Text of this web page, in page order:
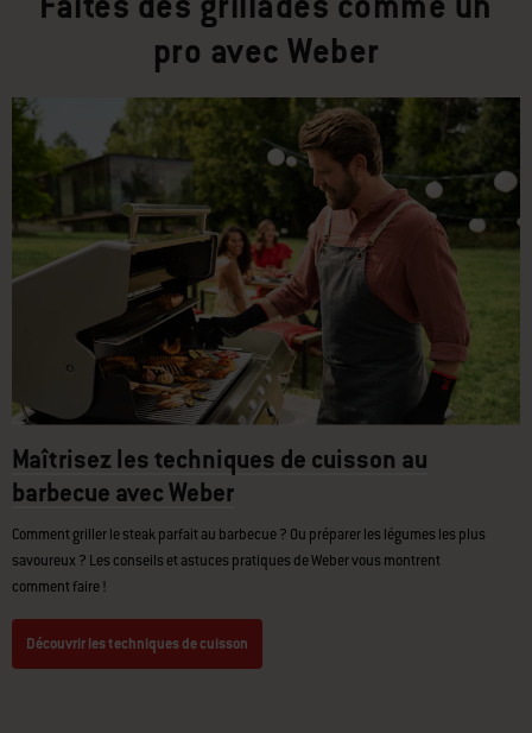
Faites des grillades comme un
pro avec Weber
Maîtrisez les techniques de cuisson au
barbecue avec Weber
Comment griller le steak parfait au barbecue ? Ou préparer les légumes les plus
savoureux ? Les conseils et astuces pratiques de Weber vous montrent
comment faire !
Découvrir les techniques de cuisson